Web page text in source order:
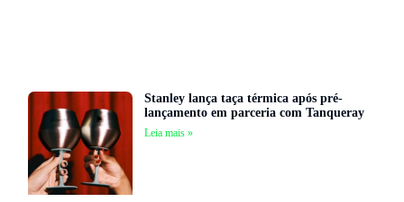
Stanley lança taça térmica após pré-
lançamento em parceria com Tanqueray
Leia mais »